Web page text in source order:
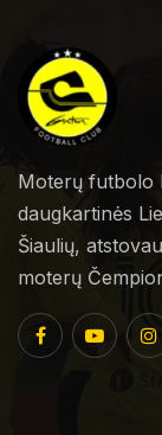
Moterų futbolo
daugkartinės
Šiaulių,
moterų